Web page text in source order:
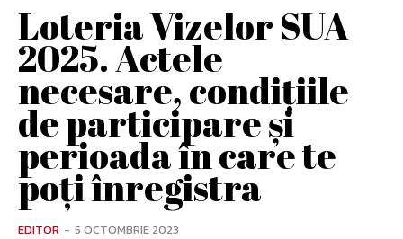
Loteria Vizelor SUA
2025. Actele
necesare, condiţiile
de participare și
perioada în care te
poți înregistra
EDITOR - 5 OCTOMBRIE 2023